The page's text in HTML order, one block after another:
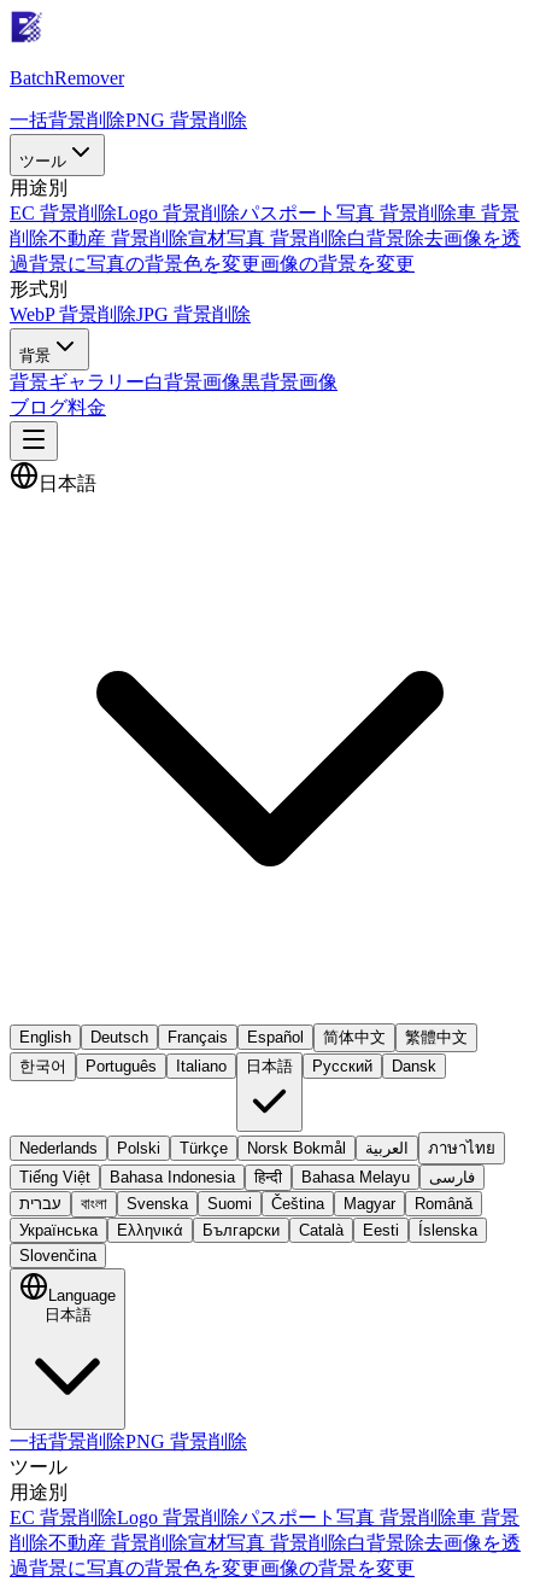
BatchRemover
一括背景削除PNG 背景削除
ツール
用途別
EC 背景削除Logo 背景削除パスポート写真 背景削除車 背景
削除不動産 背景削除宣材写真 背景削除白背景除去画像を透
過背景に写真の背景色を変更画像の背景を変更
形式別
WebP 背景削除JPG 背景削除
背景
背景ギャラリー白背景画像黒背景画像
ブログ料金
日本語
English Deutsch Français Español 简体中文
繁體中文
한국어
Português Italiano 日本語 Русский Dansk
Nederlands Polski Türkçe Norsk Bokmål العربية
ภาษาไทย
Tiếng Việt
Bahasa Indonesia हिन्दी Bahasa Melayu
فارسی
עברית
বাংলা Svenska Suomi Čeština Magyar
Română
Українська
Ελληνικά Български Català Eesti
Íslenska
Slovenčina
Language
日本語
一括背景削除PNG 背景削除
ツール
用途別
EC 背景削除Logo 背景削除パスポート写真 背景削除車 背景
削除不動産 背景削除宣材写真 背景削除白背景除去画像を透
過背景に写真の背景色を変更画像の背景を変更